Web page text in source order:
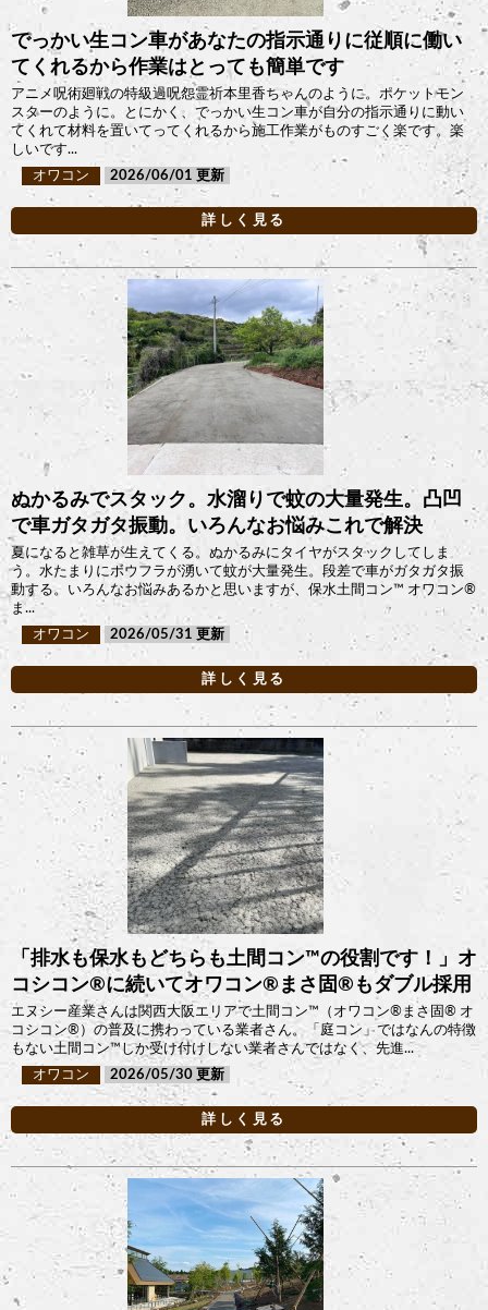
でっかい生コン車があなたの指示通りに従順に働い
てくれるから作業はとっても簡単です
アニメ呪術廻戦の特級過呪怨霊祈本里香ちゃんのように。ポケットモン
スターのように。とにかく、でっかい生コン車が自分の指示通りに動い
てくれて材料を置いてってくれるから施工作業がものすごく楽です。楽
しいです...
オワコン
2026/06/01
詳しく見る
ぬかるみでスタック。水溜りで蚊の大量発生。凸凹
で車ガタガタ振動。いろんなお悩みこれで解決
夏になると雑草が生えてくる。ぬかるみにタイヤがスタックしてしま
う。水たまりにボウフラが湧いて蚊が大量発生。段差で車がガタガタ振
動する。いろんなお悩みあるかと思いますが、保水土間コン™︎ オワコン®︎
ま...
オワコン
2026/05/31
詳しく見る
「排水も保水もどちらも土間コン™︎の役割です！」オ
コシコン®︎に続いてオワコン®︎まさ固®︎もダブル採用
エヌシー産業さんは関西大阪エリアで土間コン™︎（オワコン®︎まさ固®︎ オ
コシコン®︎）の普及に携わっている業者さん。「庭コン」ではなんの特徴
もない土間コン™︎しか受け付けしない業者さんではなく、先進...
オワコン
2026/05/30
詳しく見る